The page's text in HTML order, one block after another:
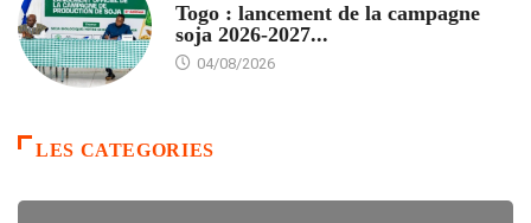
Togo : lancement de la campagne
soja 2026-2027...
04/08/2026
LES CATEGORIES